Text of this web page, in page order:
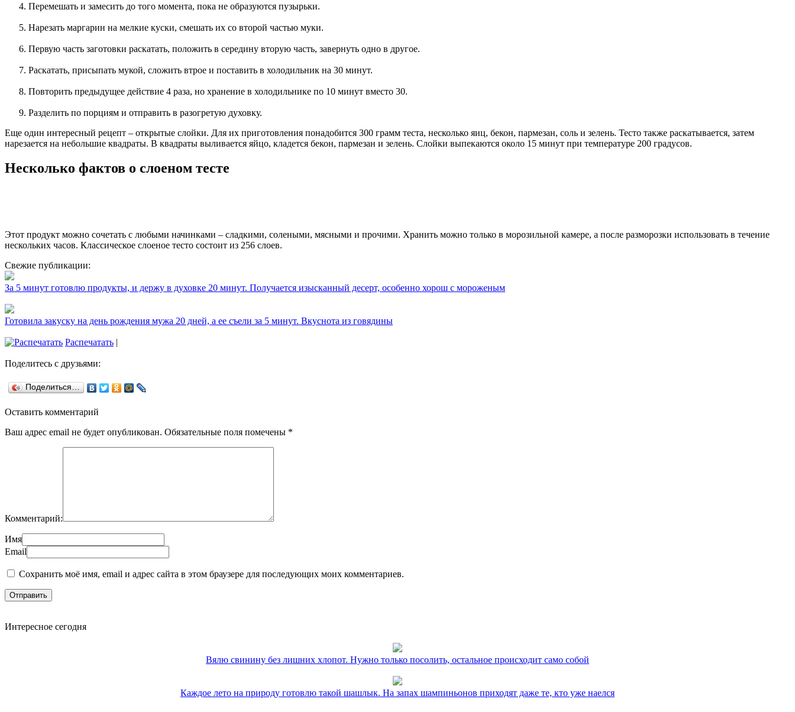
Перемешать и замесить до того момента, пока не образуются пузырьки.
Нарезать маргарин на мелкие куски, смешать их со второй частью муки.
Первую часть заготовки раскатать, положить в середину вторую часть, завернуть одно в другое.
Раскатать, присыпать мукой, сложить втрое и поставить в холодильник на 30 минут.
Повторить предыдущее действие 4 раза, но хранение в холодильнике по 10 минут вместо 30.
Разделить по порциям и отправить в разогретую духовку.
Еще один интересный рецепт – открытые слойки. Для их приготовления понадобится 300 грамм теста, несколько яиц, бекон, пармезан, соль и зелень. Тесто также раскатывается, затем
нарезается на небольшие квадраты. В квадраты выливается яйцо, кладется бекон, пармезан и зелень. Слойки выпекаются около 15 минут при температуре 200 градусов.
Несколько фактов о слоеном тесте
Этот продукт можно сочетать с любыми начинками – сладкими, солеными, мясными и прочими. Хранить можно только в морозильной камере, а после разморозки использовать в течение
нескольких часов. Классическое слоеное тесто состоит из 256 слоев.
Свежие публикации:
За 5 минут готовлю продукты, и держу в духовке 20 минут. Получается изысканный десерт, особенно хорош с мороженым
Готовила закуску на день рождения мужа 20 дней, а ее съели за 5 минут. Вкуснота из говядины
Распечатать |
Поделитесь с друзьями:
Поделиться…
Оставить комментарий
Ваш адрес email не будет опубликован. Обязательные поля помечены *
Комментарий:
Имя
Email
Сохранить моё имя, email и адрес сайта в этом браузере для последующих моих комментариев.
Интересное сегодня
Вялю свинину без лишних хлопот. Нужно только посолить, остальное происходит само собой
Каждое лето на природу готовлю такой шашлык. На запах шампиньонов приходят даже те, кто уже наелся